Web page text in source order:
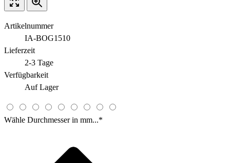
Artikelnummer
IA-BOG1510
Lieferzeit
2-3 Tage
Verfügbarkeit
Auf Lager
Wähle Durchmesser in mm...*